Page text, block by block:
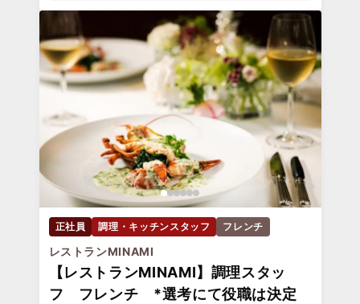
正社員 調理・キッチンスタッフ フレンチ
レストランMINAMI
【レストランMINAMI】調理スタッ
フ フレンチ *選考にて役職は決定